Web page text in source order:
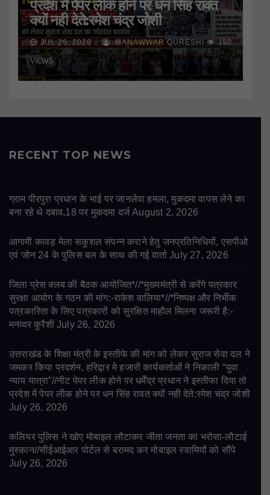
प्रदेश में पेपर लीक होने पर धन सिंह रावत
क्यों नही देते:रमेश चंद्र जोशी
JUL 26, 2026 MANAWWAR QURESHI 150
VIEWS
RECENT TOP NEWS
ग्राम पीरपुरा प्रधान के भाई पर जानलेवा हमला, मुकदमा वापस लेने का
बना रहे थे दबाव,18 पर मुकदमा दर्ज August 2, 2026
आगामी कावड़ मेला सकुशल संपन्न कराने हेतु जनप्रतिनिधियों, एसपीओ
एवं जोन 24 के पुलिस बल के साथ की गई वार्ता July 27, 2026
जिला प्रेस क्लब की बैठक आयोजित*//*मुख्यमंत्री से करेंगे पत्रकार
सुरक्षा आयोग के गठन की मांग:-राकेश वालिया*//*निष्पक्ष और निर्भीक
पत्रकारिता के लिए पत्रकारों को सुरक्षित माहौल मिलना जरूरी है:-
मनव्वर कुरैशी July 26, 2026
उत्तराखंड के शिक्षा मंत्री के इस्तीफे की मांग को लेकर सुराज सेवा दल ने
जमकर किया प्रदर्शन, हरिद्वार मे हजारों कार्यकर्ताओं ने निकाली “युवा
न्याय यात्रा”//नीट पेपर लीक होने पर धर्मेंद्र प्रधान ने इस्तीफा दिया तो
प्रदेश में पेपर लीक होने पर धन सिंह रावत क्यों नही देते:रमेश चंद्र जोशी
July 26, 2026
कलियर पुलिस ने खोए मोबाइल लौटाकर जीता जनता का भरोसा-लौटाई
मुस्कान//सीईआईआर पोर्टल से बरामद कर मोबाइल स्वामियों को सौंपे
July 26, 2026